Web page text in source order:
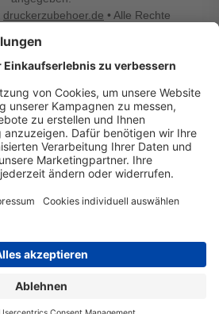
druckerzubehoer.de • Alle Rechte
Vertrag widerrufen
– preiswerte Qualität für Ihr Office
dem passenden Druckerzubehör
Büro, den Computer oder Ihr
Sie bei Druckerzubehoer.de genau
bietet unter anderem Tinte
Druckermodelle – großer sowie
sind wir Ihr Online Fachhandel für
ausstatten oder den Alltag mit
noch komfortabler macht, finden Sie
Schulbedarf, Beleuchtung,
Sie günstige Angebote und